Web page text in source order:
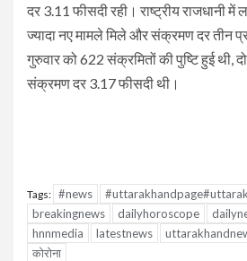
दर 3.11 फीसदी रही। राष्ट्रीय राजधानी
ज्यादा नए मामले मिले और संक्रमण दर तीन
गुरुवार को 622 संक्रमितों की पुष्टि हुई थी,
संक्रमण दर 3.17 फीसदी थी।
Tags: #news
breakingnews
dailyhoroscope
hnnmedia
latestnews
कोरोना